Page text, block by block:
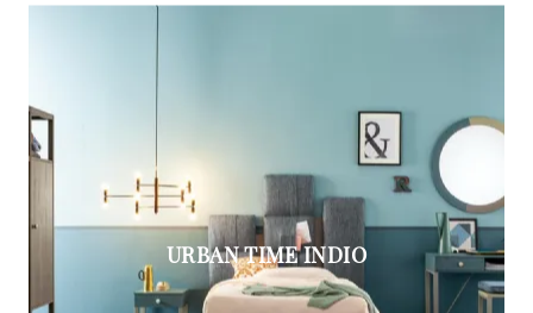
URBAN TIME INDIO